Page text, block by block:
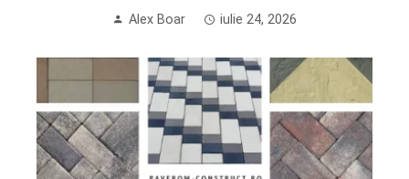
Alex Boar iulie 24, 2026